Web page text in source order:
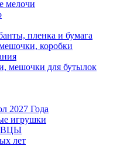
мелочи
пленка и бумага
коробки
мешочки для бутылок
2027 Года
игрушки
лет